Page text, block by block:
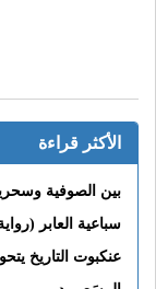
الأكثر قراءة
بين الصوفية
سباعية العابر
عنكبوت التاريخ